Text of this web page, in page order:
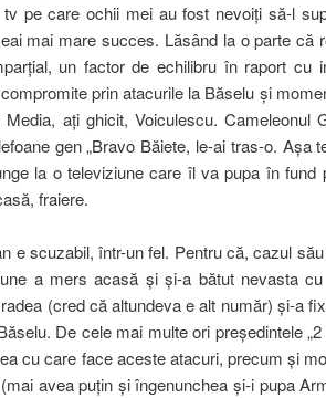
tv pe care ochii mei au fost nevoiţi să-l
mai mare succes. Lăsând la o parte că
un factor de echilibru în raport cu
prin atacurile la Băselu şi
Media, aţi ghicit, Voiculescu.
gen „Bravo Băiete, le-ai tras-o. Aşa
la o televiziune care îl va pupa în
fraiere.
e scuzabil, într-un fel. Pentru că, cazul
a mers acasă şi şi-a bătut nevasta
(cred că altundeva e alt număr) şi-a
De cele mai multe ori preşedintele
cu care face aceste atacuri, precum şi
avea puţin şi îngenunchea şi-i pupa